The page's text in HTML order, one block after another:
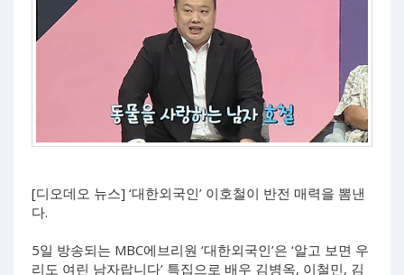
[디오데오 뉴스] ‘대한외국인’ 이호철이 반전 매력을 뽐낸
다.
5일 방송되는 MBC에브리원 ‘대한외국인’은 ‘알고 보면 우
리도 여린 남자랍니다’ 특집으로 배우 김병옥, 이철민, 김